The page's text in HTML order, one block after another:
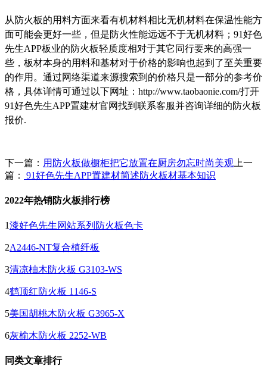
从防火板的用料方面来看有机材料相比无机材料在保温性能方
面可能会更好一些，但是防火性能远远不于无机材料；91好色
先生APP板业的防火板轻质度相对于其它同行要来的高强一
些，板材本身的用料和基材对于价格的影响也起到了至关重要
的作用。通过网络渠道来源搜索到的价格只是一部分的参考价
格，具体详情可通过以下网址：http://www.taobaonie.com/打开
91好色先生APP置建材官网找到联系客服并咨询详细的防火板
报价.
下一篇： 用防火板做橱柜把它放置在厨房勿忘时尚美观 上一
篇：
91好色先生APP置建材简述防火板材基本知识
2022年热销防火板排行榜
1漆好色先生网站系列防火板色卡
2A2446-NT复合植纤板
3清凉柚木防火板 G3103-WS
4鹤顶红防火板 1146-S
5美国胡桃木防火板 G3965-X
6灰榆木防火板 2252-WB
同类文章排行